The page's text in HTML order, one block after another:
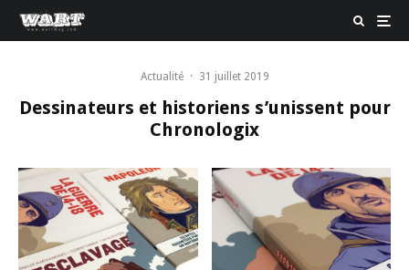
Actualité · 31 juillet 2019
Dessinateurs et historiens s’unissent pour
Chronologix